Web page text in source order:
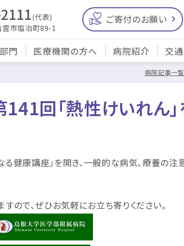
(代表)
市塩冶町89-1
ご寄付のお願い
門 医療機関の方へ 病院紹介 交
病院記事一
回「熱性けいれん
健康講座」を開き、一般的な病気、療養の
ので、ぜひお気軽にお立ち寄りください。